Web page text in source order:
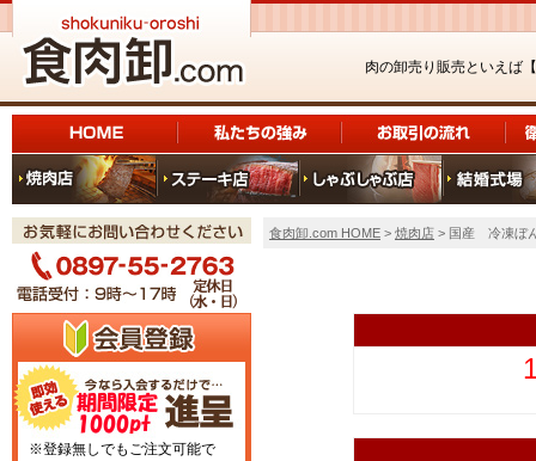
肉の卸売り販売といえば【
※登録無しでもご注文可能で
食肉卸.com HOME > 焼肉店 > 国産 冷凍ぼ